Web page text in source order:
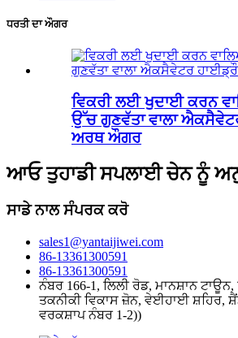
ਧਰਤੀ ਦਾ ਔਗਰ
ਵਿਕਰੀ ਲਈ ਖੁਦਾਈ ਕਰਨ
ਉੱਚ ਗੁਣਵੱਤਾ ਵਾਲਾ
ਅਰਥ ਔਗਰ
ਆਓ ਤੁਹਾਡੀ ਸਪਲਾਈ ਚੇਨ ਨੂੰ
ਸਾਡੇ ਨਾਲ ਸੰਪਰਕ ਕਰੋ
sales1@yantaijiwei.com
86-13361300591
86-13361300591
ਨੰਬਰ 166-1, ਲਿਲੀ ਰੋਡ, ਮਾਨਸ਼ਾਨ
ਤਕਨੀਕੀ ਵਿਕਾਸ ਜ਼ੋਨ, ਵੇਈਹਾਈ ਸ਼ਹਿਰ,
ਵਰਕਸ਼ਾਪ ਨੰਬਰ 1-2))